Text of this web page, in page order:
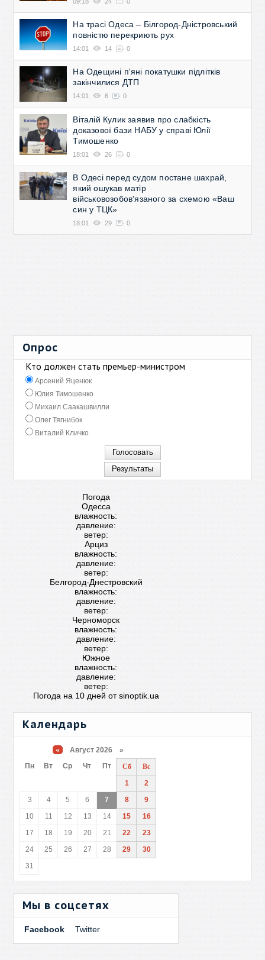
На трасі Одеса – Білгород-Дністровський
повністю перекриють рух
14:01 14 0
На Одещині п'яні покатушки підлітків
закінчилися ДТП
14:01 6 0
Віталій Кулик заявив про слабкість
доказової бази НАБУ у справі Юлії
Тимошенко
18:01 26 0
В Одесі перед судом постане шахрай,
який ошукав матір
військовозобов'язаного за схемою «Ваш
син у ТЦК»
18:01 29 0
Опрос
Кто должен стать премьер-министром
Арсений Яценюк
Юлия Тимошенко
Михаил Саакашвилли
Олег Тягнибок
Виталий Кличко
Погода
Одесса
влажность:
давление:
ветер:
Арциз
влажность:
давление:
ветер:
Белгород-Днестровский
влажность:
давление:
ветер:
Черноморск
влажность:
давление:
ветер:
Южное
влажность:
давление:
ветер:
Погода на 10 дней отsinoptik.ua
Календарь
« Август 2026 »
Пн
Вт Ср Чт Пт Сб
Вс
1
2
3
4 5 6 7 8
9
10
11 12 13 14 15
16
17
18 19 20 21 22
23
24
25 26 27 28 29
30
31
Мы в соцсетях
Facebook Twitter